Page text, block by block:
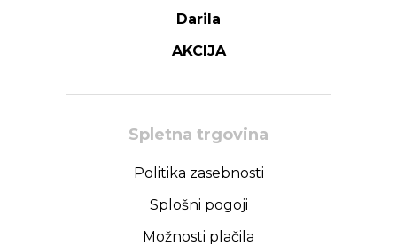
Darila
AKCIJA
Spletna trgovina
Politika zasebnosti
Splošni pogoji
Možnosti plačila